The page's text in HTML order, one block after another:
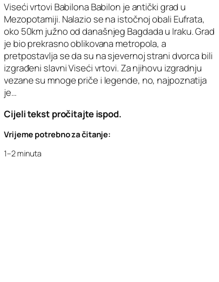
Viseći vrtovi Babilona Babilon je antički grad u
Mezopotamiji. Nalazio se na istočnoj obali Eufrata,
oko 50km južno od današnjeg Bagdada u Iraku. Grad
je bio prekrasno oblikovana metropola, a
pretpostavlja se da su na sjevernoj strani dvorca bili
izgrađeni slavni Viseći vrtovi. Za njihovu izgradnju
vezane su mnoge priče i legende, no, najpoznatija
je…
Cijeli tekst pročitajte ispod.
Vrijeme potrebno za čitanje:
1–2 minuta